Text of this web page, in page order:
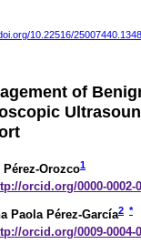
10.22516/25007440.1348
of
Pérez-Orozco1
orcid.org/0000-0002-
Paola Pérez-García2 *
orcid.org/0009-0004-